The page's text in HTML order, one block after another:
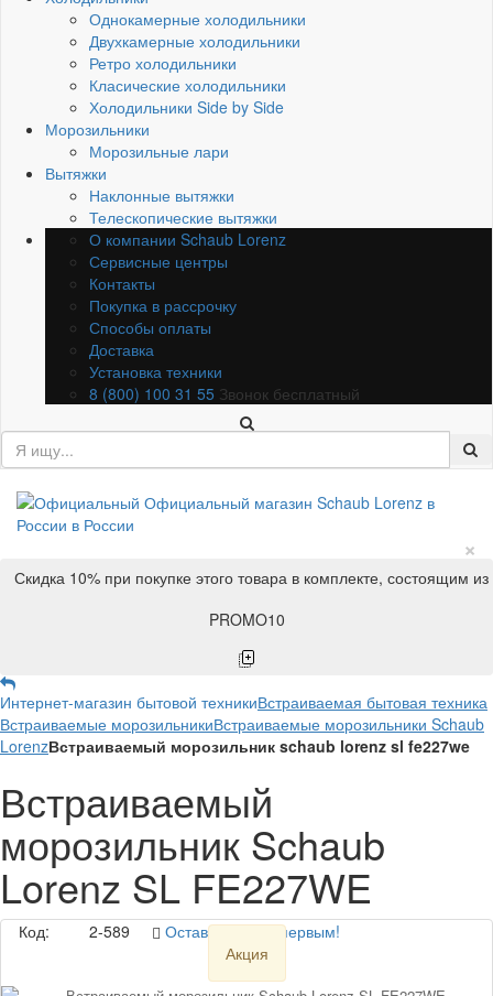
Однокамерные холодильники
Двухкамерные холодильники
Ретро холодильники
Класические холодильники
Холодильники Side by Side
Морозильники
Морозильные лари
Вытяжки
Наклонные вытяжки
Телескопические вытяжки
О компании Schaub Lorenz
Сервисные центры
Контакты
Покупка в рассрочку
Способы оплаты
Доставка
Установка техники
8 (800) 100 31 55 Звонок бесплатный
×
Скидка 10% при покупке этого товара в комплекте, состоящим
PROMO10
Интернет-магазин бытовой техникиВстраиваемая бытовая техника
Встраиваемые морозильникиВстраиваемые морозильники Schaub
LorenzВстраиваемый морозильник schaub lorenz sl fe227we
Встраиваемый
морозильник Schaub
Lorenz SL FE227WE
Код: 2-589
Оставьте отзыв первым!
Акция